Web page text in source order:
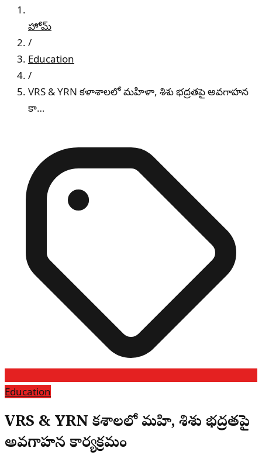
హోమ్
/
Education
/
VRS & YRN కళాశాలలో మహిళా, శిశు భద్రతపై అవగాహన
కా…
Education
VRS & YRN కళాశాలలో మహిళా, శిశు భద్రతపై
అవగాహన కార్యక్రమం